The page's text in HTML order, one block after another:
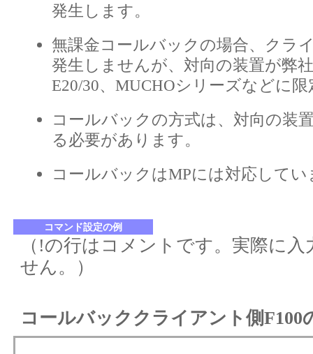
発生します。
無課金コールバックの場合、クラ
発生しませんが、対向の装置が弊
E20/30、MUCHOシリーズなどに
コールバックの方式は、対向の装
る必要があります。
コールバックはMPには対応してい
コマンド設定の例
（!の行はコメントです。実際に
せん。）
コールバッククライアント側F100